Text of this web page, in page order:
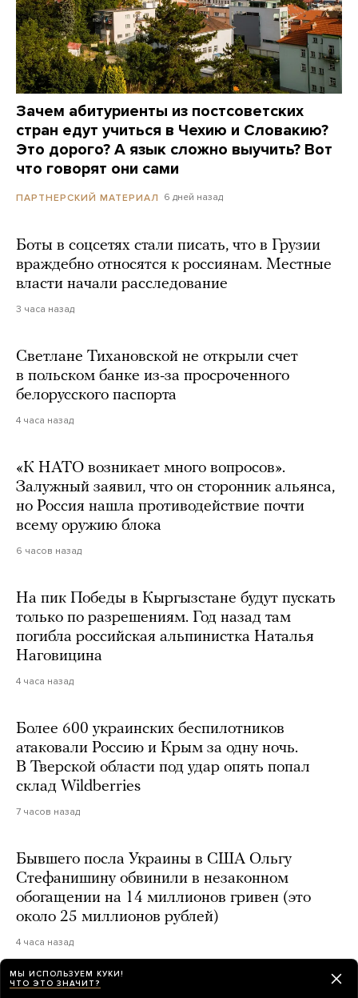
Зачем абитуриенты из постсоветских
стран едут учиться в Чехию и Словакию?
Это дорого? А язык сложно выучить? Вот
что говорят они сами
ПАРТНЕРСКИЙ МАТЕРИАЛ 6 дней назад
Боты в соцсетях стали писать, что в Грузии
враждебно относятся к россиянам. Местные
власти начали расследование
3 часа назад
Светлане Тихановской не открыли счет
в польском банке из-за просроченного
белорусского паспорта
4 часа назад
«К НАТО возникает много вопросов».
Залужный заявил, что он сторонник альянса,
но Россия нашла противодействие почти
всему оружию блока
6 часов назад
На пик Победы в Кыргызстане будут пускать
только по разрешениям. Год назад там
погибла российская альпинистка Наталья
Наговицина
4 часа назад
Более 600 украинских беспилотников
атаковали Россию и Крым за одну ночь.
В Тверской области под удар опять попал
склад Wildberries
7 часов назад
Бывшего посла Украины в США Ольгу
Стефанишину обвинили в незаконном
обогащении на 14 миллионов гривен (это
около 25 миллионов рублей)
4 часа назад
МЫ ИСПОЛЬЗУЕМ КУКИ!
ЧТО ЭТО ЗНАЧИТ?